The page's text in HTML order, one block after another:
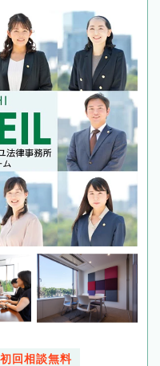
初回相談無料